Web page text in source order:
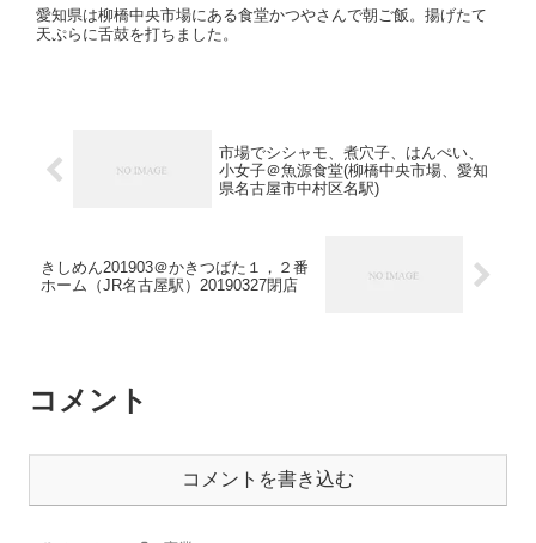
愛知県は柳橋中央市場にある食堂かつやさんで朝ご飯。揚げたて
天ぷらに舌鼓を打ちました。
市場でシシャモ、煮穴子、はんぺい、
小女子＠魚源食堂(柳橋中央市場、愛知
県名古屋市中村区名駅)
きしめん201903＠かきつばた１，２番
ホーム（JR名古屋駅）20190327閉店
コメント
コメントを書き込む